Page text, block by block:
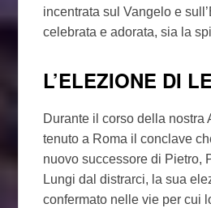
incentrata sul Vangelo e
celebrata e adorata, sia la
L’ELEZIONE DI
Durante il corso della nostra
tenuto a Roma il conclave
nuovo successore di Pietro,
Lungi dal distrarci, la sua
confermato nelle vie per cui